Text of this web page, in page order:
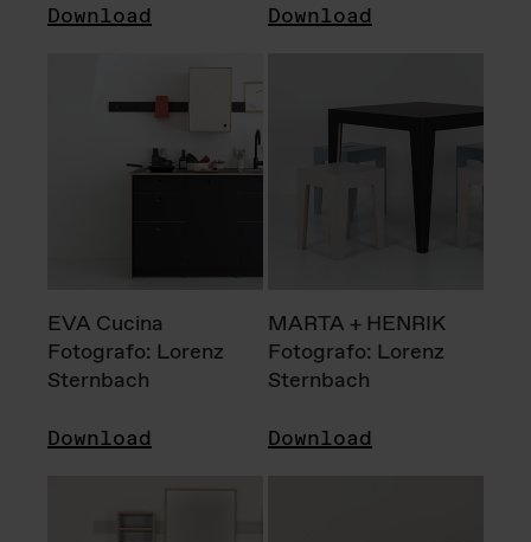
Download Download
EVA Cucina
Fotografo: Lorenz
Sternbach
Download
MARTA + HENRIK
Fotografo: Lorenz
Sternbach
Download